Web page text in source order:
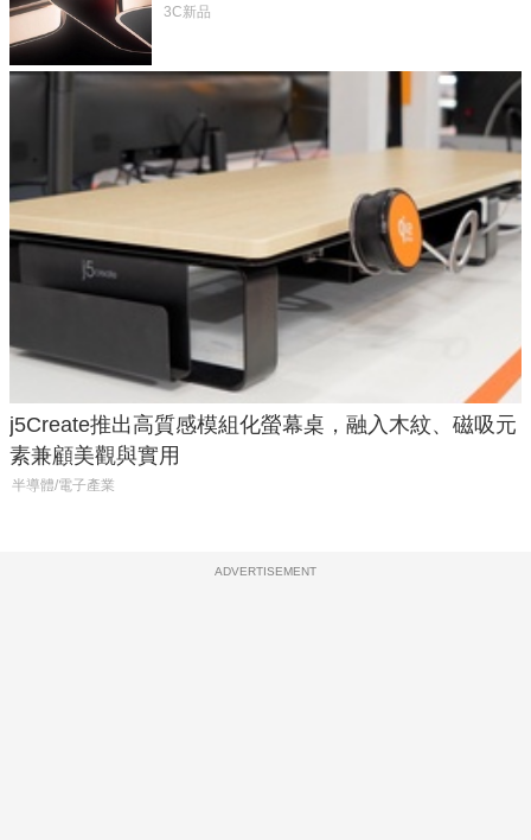
元
3C新品
j5Create推出高質感模組化螢幕桌，融入木紋、磁吸元
素兼顧美觀與實用
半導體/電子產業
ADVERTISEMENT